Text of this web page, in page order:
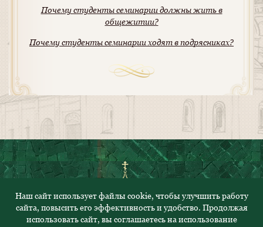
Почему студенты семинарии должны жить в
общежитии?
Почему студенты семинарии ходят в подрясниках?
© 2023. Все права защищены
Наш сайт использует файлы cookie, чтобы улучшить работу
сайта, повысить его эффективность и удобство. Продолжая
использовать сайт, вы соглашаетесь на использование